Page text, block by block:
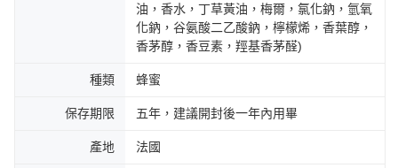
油，香水，丁草黃油，梅爾，氯化鈉，氫氧
化鈉，谷氨酸二乙酸鈉，檸檬烯，香葉醇，
香茅醇，香豆素，羥基香茅醛)
種類 蜂蜜
保存期限 五年，建議開封後一年內用畢
產地 法國